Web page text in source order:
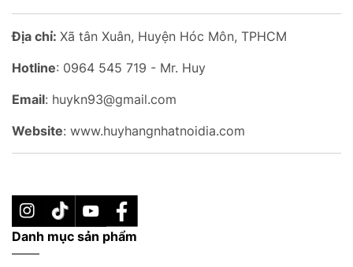
Địa chỉ: Xã tân Xuân, Huyện Hóc Môn, TPHCM
Hotline: 0964 545 719 - Mr. Huy
Email: huykn93@gmail.com
Website: www.huyhangnhatnoidia.com
Danh mục sản phẩm